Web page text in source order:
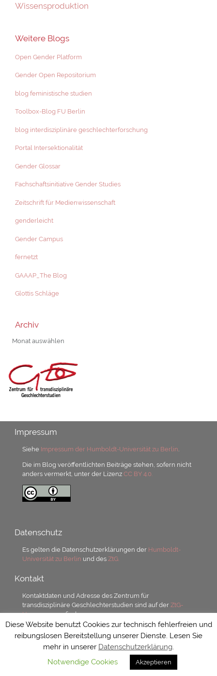
Wissensproduktion
Weitere Blogs
Open Gender Platform
Gender Open Repositorium
blog feministische studien
Toolbox-Blog FU Berlin
blog interdisziplinäre geschlechterforschung
Portal Intersektionalität
Gender Glossar
Fachschaftsinitiative Gender Studies
Zeitschrift für Medienwissenschaft
genderleicht
Gender Campus
fernetzt
GAAAP_The Blog
Glottis Schläge
Archiv
Archiv
Impressum
Siehe Impressum der Humboldt-Universität zu Berlin
Die im Blog veröffentlichten Beiträge stehen, sofern nicht
anders vermerkt, unter der LizenzCC BY 4.0.
Datenschutz
Es gelten die Datenschutzerklärungen der Humboldt-
Universität zu Berlin und desZtG.
Kontakt
Kontaktdaten und Adresse des Zentrum für
transdisziplinäre Geschlechterstudien sind auf derZtG-
Homepagezu finden.
Diese Website benutzt Cookies zur technisch fehlerfreien und
reibungslosen Bereitstellung unserer Dienste. Lesen Sie
mehr in unserer Datenschutzerklärung.
Notwendige Cookies
Akzeptieren